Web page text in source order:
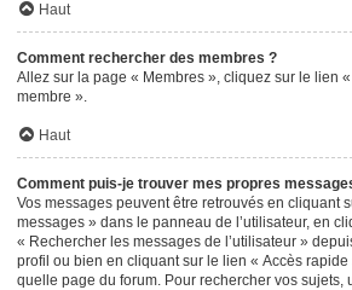
Haut
Comment rechercher des membres ?
Allez sur la page « Membres », cliquez sur le lien
membre ».
Haut
Comment puis-je trouver mes propres
Vos messages peuvent être retrouvés en cliquant
messages » dans le panneau de l’utilisateur, en
« Rechercher les messages de l’utilisateur »
profil ou bien en cliquant sur le lien « Accès rapide
quelle page du forum. Pour rechercher vos sujets,